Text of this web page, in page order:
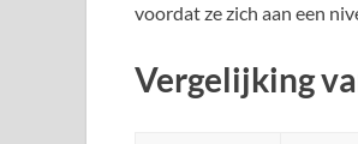
voordat ze zich aan een
Vergelijking